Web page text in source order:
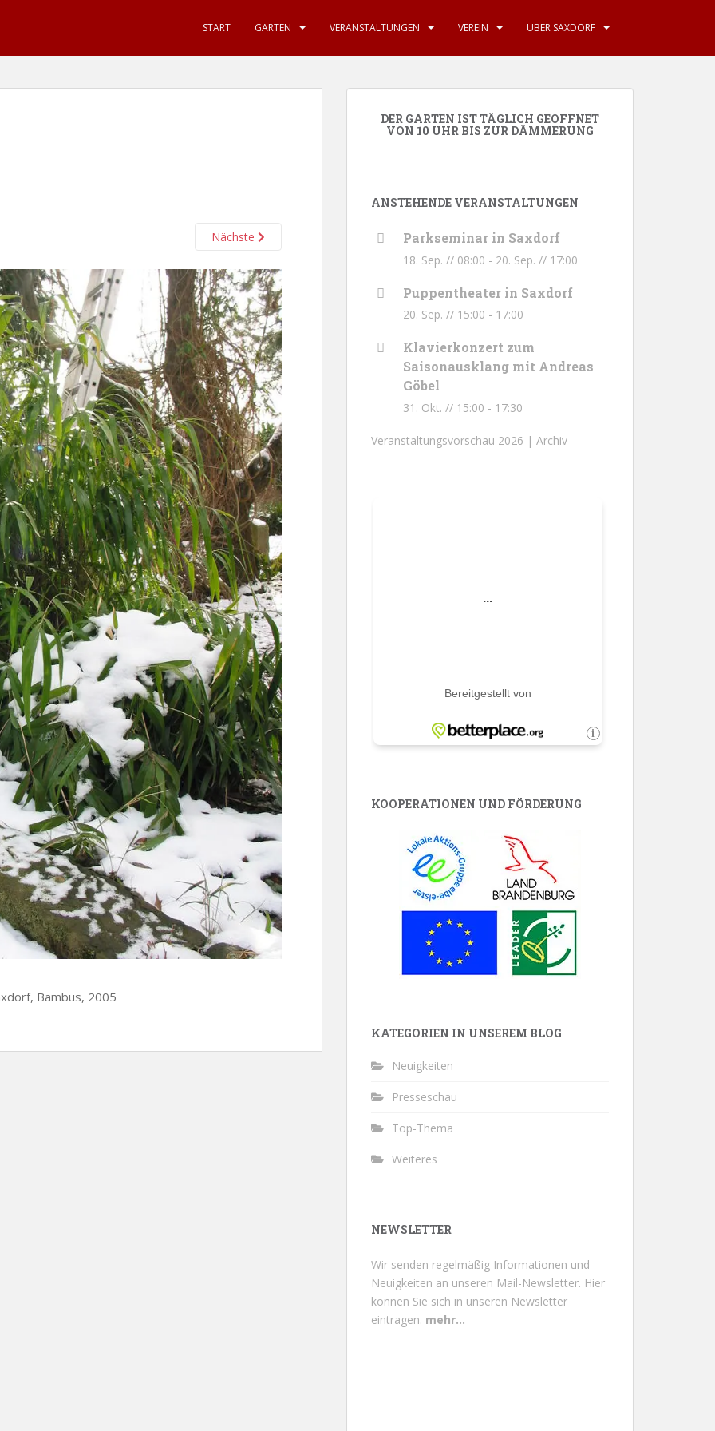
START GARTEN VERANSTALTUNGEN VEREIN ÜBER SAXDORF
Nächste
Bambus, 2005
DER GARTEN IST TÄGLICH GEÖFFNET
VON 10 UHR BIS ZUR DÄMMERUNG
ANSTEHENDE VERANSTALTUNGEN
Parkseminar in Saxdorf
18. Sep. // 08:00 - 20. Sep. // 17:00
Puppentheater in Saxdorf
20. Sep. // 15:00 - 17:00
Klavierkonzert zum
Saisonausklang mit Andreas
Göbel
31. Okt. // 15:00 - 17:30
Veranstaltungsvorschau 2026 | Archiv
KOOPERATIONEN UND FÖRDERUNG
KATEGORIEN IN UNSEREM BLOG
Neuigkeiten
Presseschau
Top-Thema
Weiteres
NEWSLETTER
Wir senden regelmäßig Informationen und
Neuigkeiten an unseren Mail-Newsletter. Hier
können Sie sich in unseren Newsletter
eintragen. mehr...